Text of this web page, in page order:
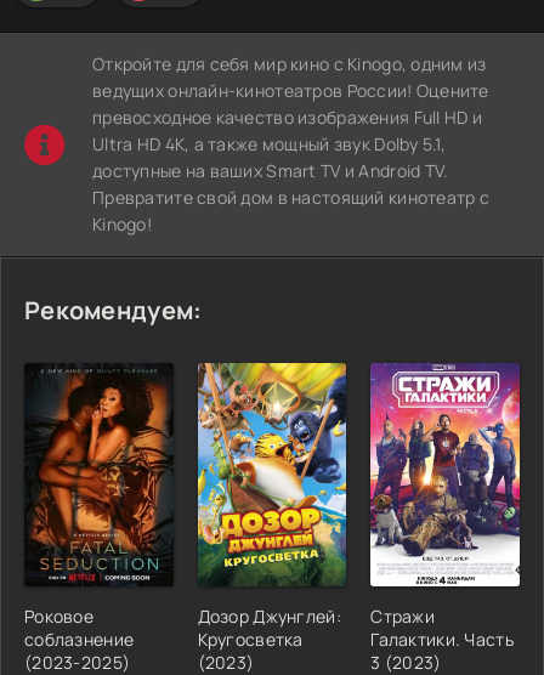
Откройте для себя мир кино с Kinogo, одним из
ведущих онлайн-кинотеатров России! Оцените
превосходное качество изображения Full HD и
Ultra HD 4K, а также мощный звук Dolby 5.1,
доступные на ваших Smart TV и Android TV.
Превратите свой дом в настоящий кинотеатр с
Kinogo!
Рекомендуем:
Роковое
соблазнение
(2023-2025)
Дозор Джунглей:
Кругосветка
(2023)
Стражи
Галактики. Часть
3 (2023)